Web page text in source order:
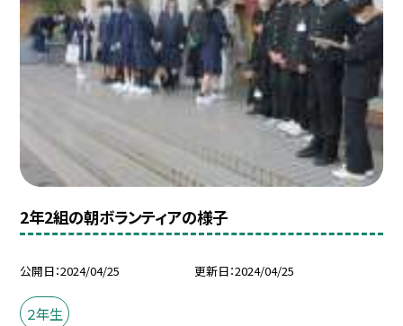
2年2組の朝ボランティアの様子
公開日 2024/04/25 更新日 2024/04/25
２年生